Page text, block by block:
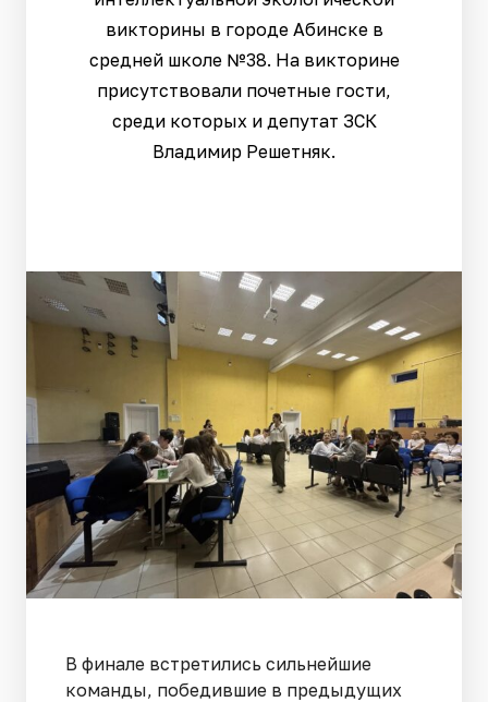
викторины в городе Абинске в
средней школе №38. На викторине
присутствовали почетные гости,
среди которых и депутат ЗСК
Владимир Решетняк.
В финале встретились сильнейшие
команды, победившие в предыдущих